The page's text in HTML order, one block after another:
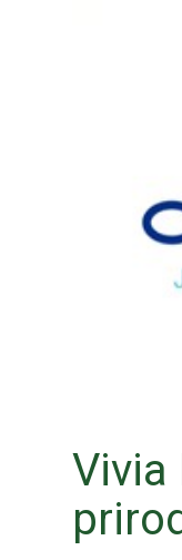
Vivia